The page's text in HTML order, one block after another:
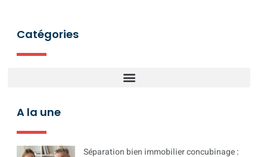
Catégories
A la une
Séparation bien immobilier concubinage :